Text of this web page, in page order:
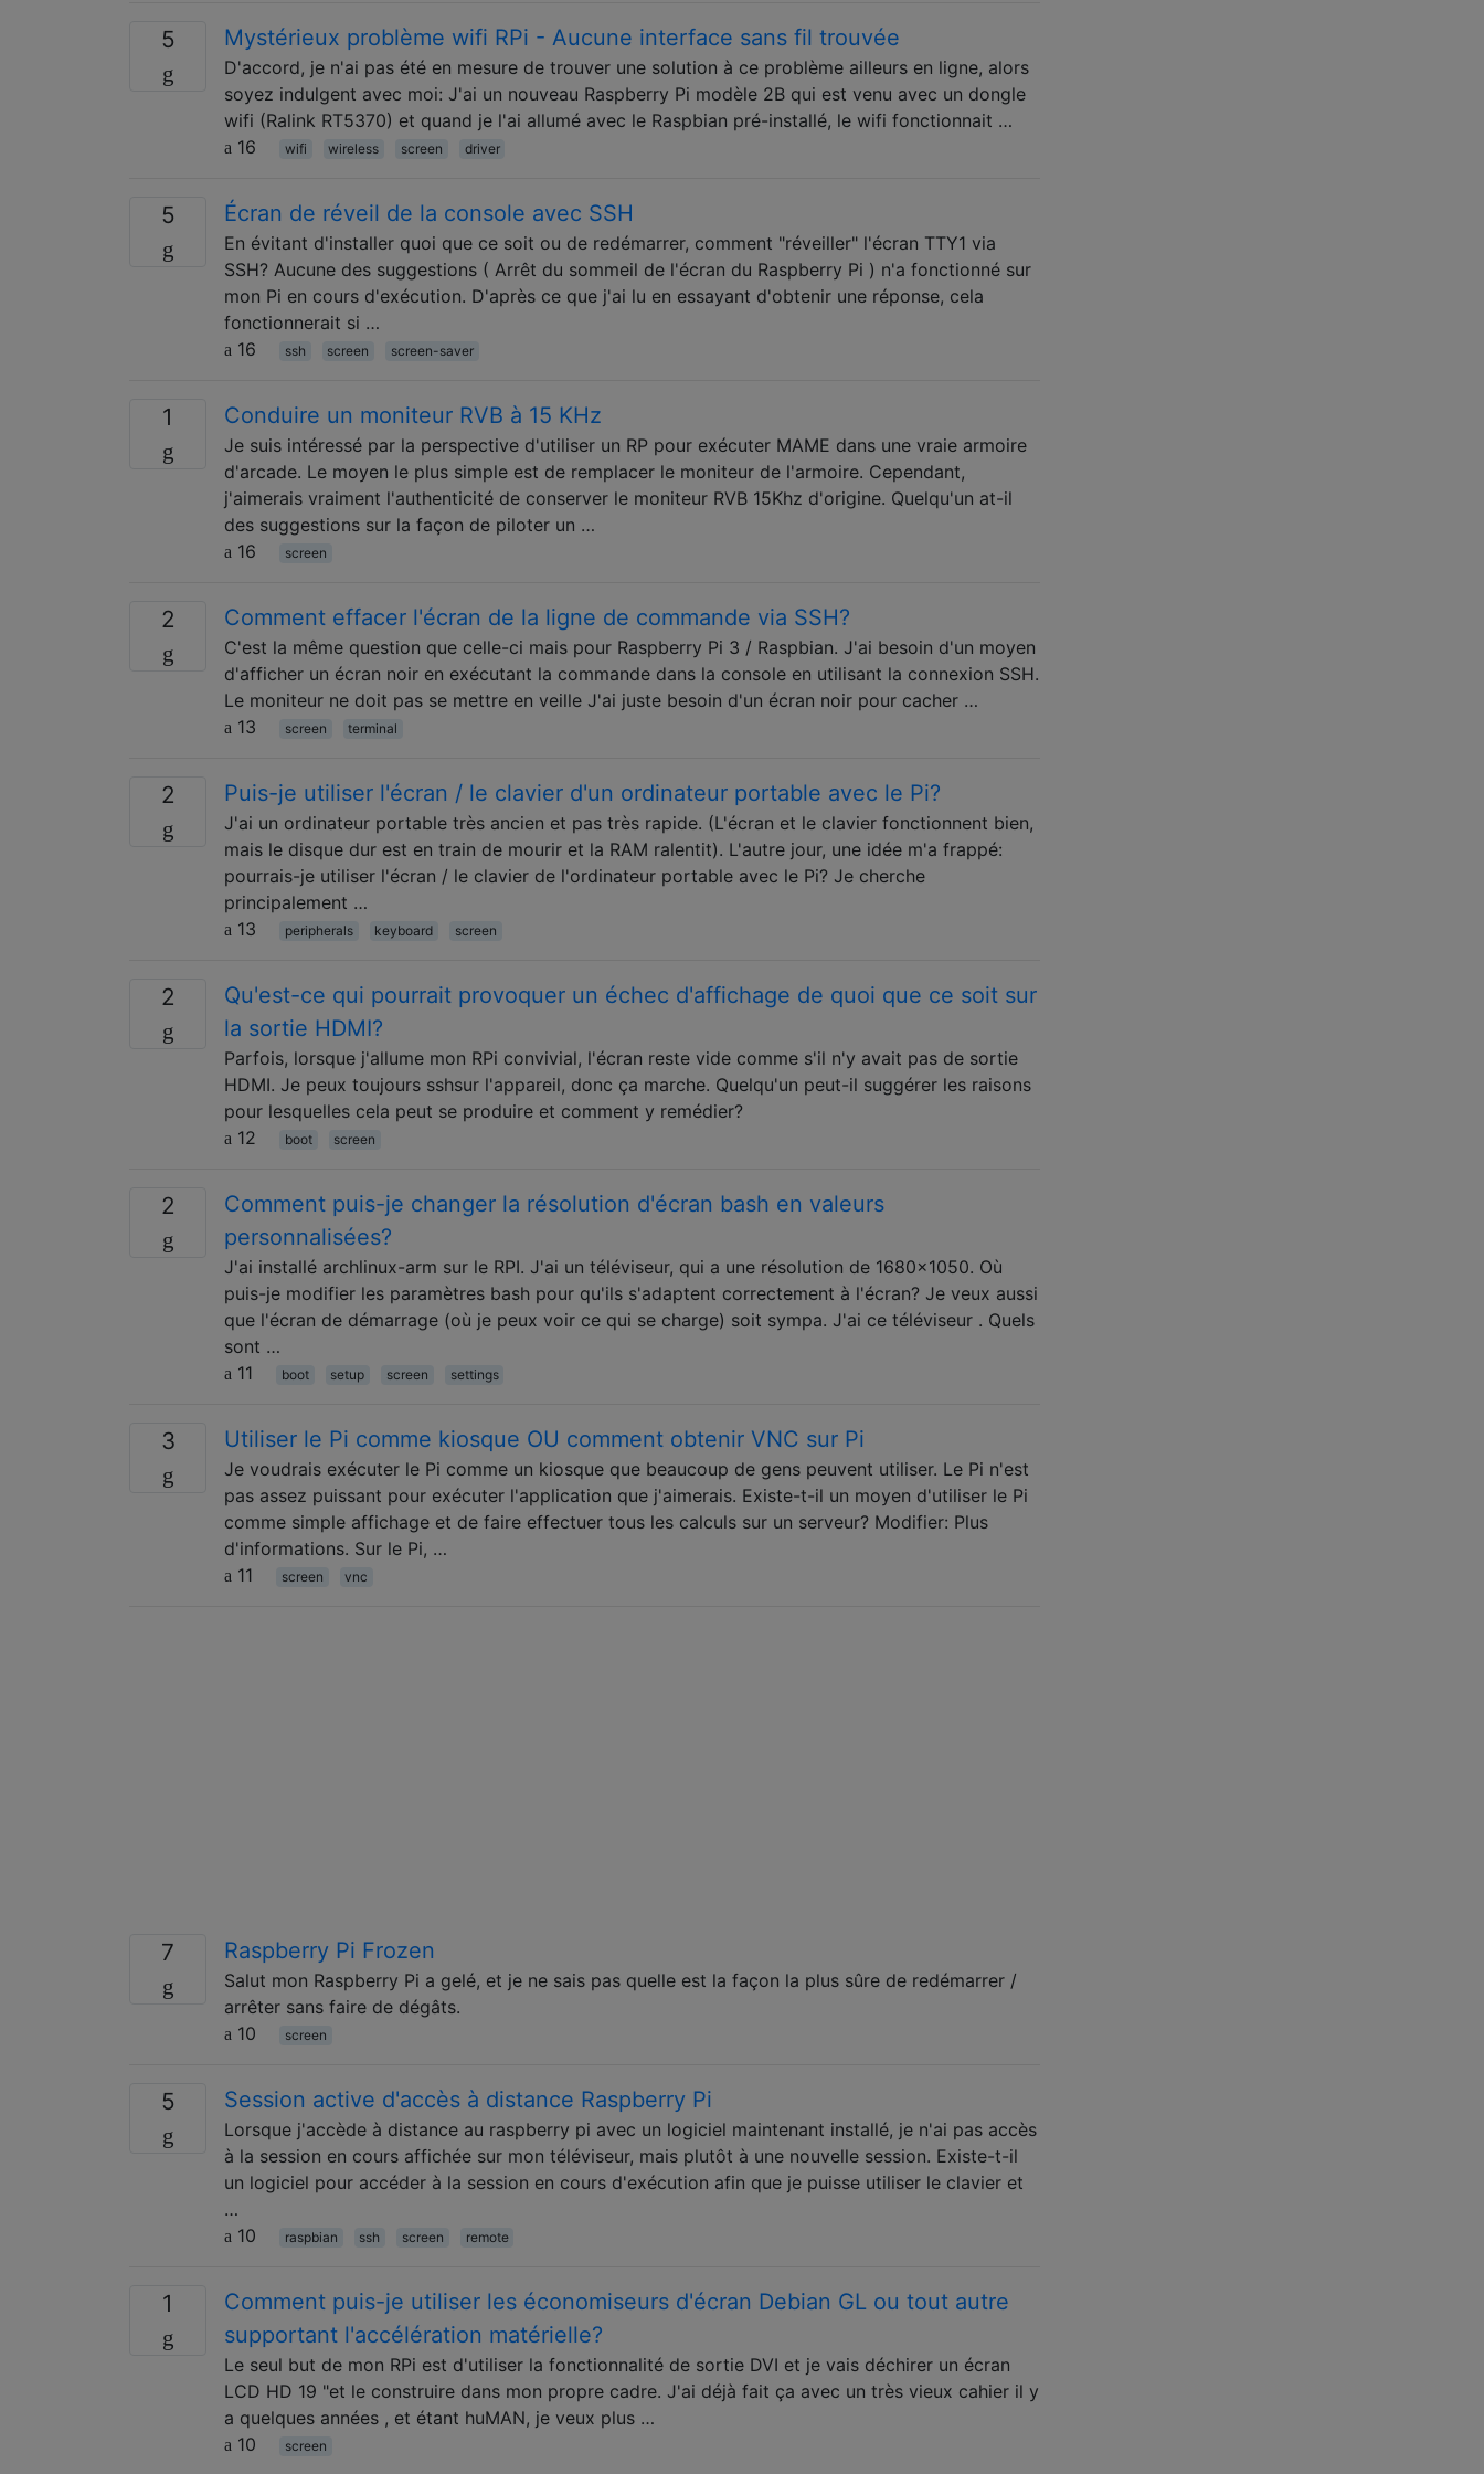
5 Mystérieux problème wifi RPi - Aucune interface sans fil trouvée
D'accord, je n'ai pas été en mesure de trouver une solution à ce problème ailleurs en ligne, alors
soyez indulgent avec moi: J'ai un nouveau Raspberry Pi modèle 2B qui est venu avec un dongle
wifi (Ralink RT5370) et quand je l'ai allumé avec le Raspbian pré-installé, le wifi fonctionnait …
16
wifi wireless screen driver
5 Écran de réveil de la console avec SSH
En évitant d'installer quoi que ce soit ou de redémarrer, comment "réveiller" l'écran TTY1 via
SSH? Aucune des suggestions ( Arrêt du sommeil de l'écran du Raspberry Pi ) n'a fonctionné sur
mon Pi en cours d'exécution. D'après ce que j'ai lu en essayant d'obtenir une réponse, cela
fonctionnerait si …
16
ssh screen screen-saver
1 Conduire un moniteur RVB à 15 KHz
Je suis intéressé par la perspective d'utiliser un RP pour exécuter MAME dans une vraie armoire
d'arcade. Le moyen le plus simple est de remplacer le moniteur de l'armoire. Cependant,
j'aimerais vraiment l'authenticité de conserver le moniteur RVB 15Khz d'origine. Quelqu'un at-il
des suggestions sur la façon de piloter un …
16
screen
2 Comment effacer l'écran de la ligne de commande via SSH?
C'est la même question que celle-ci mais pour Raspberry Pi 3 / Raspbian. J'ai besoin d'un moyen
d'afficher un écran noir en exécutant la commande dans la console en utilisant la connexion SSH.
Le moniteur ne doit pas se mettre en veille J'ai juste besoin d'un écran noir pour cacher …
13
screen terminal
2 Puis-je utiliser l'écran / le clavier d'un ordinateur portable avec le Pi?
J'ai un ordinateur portable très ancien et pas très rapide. (L'écran et le clavier fonctionnent bien,
mais le disque dur est en train de mourir et la RAM ralentit). L'autre jour, une idée m'a frappé:
pourrais-je utiliser l'écran / le clavier de l'ordinateur portable avec le Pi? Je cherche
principalement …
13
peripherals keyboard screen
2
Qu'est-ce qui pourrait provoquer un échec d'affichage de quoi que ce soit sur
la sortie HDMI?
Parfois, lorsque j'allume mon RPi convivial, l'écran reste vide comme s'il n'y avait pas de sortie
HDMI. Je peux toujours sshsur l'appareil, donc ça marche. Quelqu'un peut-il suggérer les raisons
pour lesquelles cela peut se produire et comment y remédier?
12
boot screen
2
Comment puis-je changer la résolution d'écran bash en valeurs
personnalisées?
J'ai installé archlinux-arm sur le RPI. J'ai un téléviseur, qui a une résolution de 1680x1050. Où
puis-je modifier les paramètres bash pour qu'ils s'adaptent correctement à l'écran? Je veux aussi
que l'écran de démarrage (où je peux voir ce qui se charge) soit sympa. J'ai ce téléviseur . Quels
sont …
11
boot setup screen settings
3 Utiliser le Pi comme kiosque OU comment obtenir VNC sur Pi
Je voudrais exécuter le Pi comme un kiosque que beaucoup de gens peuvent utiliser. Le Pi n'est
pas assez puissant pour exécuter l'application que j'aimerais. Existe-t-il un moyen d'utiliser le Pi
comme simple affichage et de faire effectuer tous les calculs sur un serveur? Modifier: Plus
d'informations. Sur le Pi, …
11
screen vnc
7 Raspberry Pi Frozen
Salut mon Raspberry Pi a gelé, et je ne sais pas quelle est la façon la plus sûre de redémarrer /
arrêter sans faire de dégâts.
10
screen
5 Session active d'accès à distance Raspberry Pi
Lorsque j'accède à distance au raspberry pi avec un logiciel maintenant installé, je n'ai pas accès
à la session en cours affichée sur mon téléviseur, mais plutôt à une nouvelle session. Existe-t-il
un logiciel pour accéder à la session en cours d'exécution afin que je puisse utiliser le clavier et
…
10
raspbian ssh screen remote
1
Comment puis-je utiliser les économiseurs d'écran Debian GL ou tout autre
supportant l'accélération matérielle?
Le seul but de mon RPi est d'utiliser la fonctionnalité de sortie DVI et je vais déchirer un écran
LCD HD 19 "et le construire dans mon propre cadre. J'ai déjà fait ça avec un très vieux cahier il y
a quelques années , et étant huMAN, je veux plus …
10
screen